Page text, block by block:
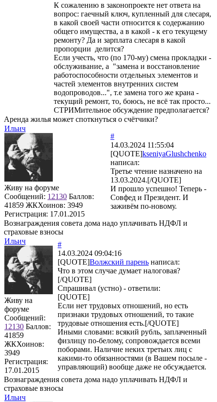
К сожалению в законопроекте нет ответа на
вопрос: гаечный ключ, купленный для слесаря,
в какой своей части относится к содержанию
общего имущества, а в какой - к его текущему
ремонту? Да и зарплата слесаря в какой
пропорции делится?
Если учесть, что (по 170-му) смена прокладки -
обслуживание, а "замена и восстановление
работоспособности отдельных элементов и
частей элементов внутренних систем
водопроводов...", т.е замена того же крана -
текущий ремонт, то, боюсь, не всё так просто...
СТРИМительное обсуждение предполагается?
Аренда жилья может споткнуться о счётчики?
Ильич
Живу на форуме
Сообщений: 12130 Баллов:
41859 ЖКХоинов: 3949
Регистрация: 17.01.2015
#
14.03.2024 11:55:04
[QUOTE]kseniyaGlushchenko
написал:
Третье чтение назначено на
13.03.2024.[/QUOTE]
И прошло успешно! Теперь -
Совфед и Президент. И
заживём по-новому.
Вознаграждения совета дома надо уплачивать НДФЛ и
страховые взносы
Ильич
Живу на
форуме
Сообщений:
12130 Баллов:
41859
ЖКХоинов:
3949
Регистрация:
17.01.2015
#
14.03.2024 09:04:16
[QUOTE]Волжский парень написал:
Что в этом случае думает налоговая?
[/QUOTE]
Спрашивал (устно) - ответили:
[QUOTE]
Если нет трудовых отношений, но есть
признаки трудовых отношений, то такие
трудовые отношения есть.[/QUOTE]
Иными словами: всякий рубль, заплаченный
физлицу по-белому, сопровождается всеми
поборами. Наличие неких третьих лиц с
какими-то обязанностями (в Вашем посыле -
управляющий) вообще даже не обсуждается.
Вознаграждения совета дома надо уплачивать НДФЛ и
страховые взносы
Ильич